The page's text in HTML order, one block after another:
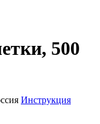
500
Инструкция